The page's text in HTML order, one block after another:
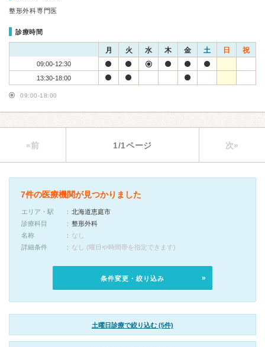
整形外科専門医
診療時間
月 火 水 木 金 土 日 祝
09:00-12:30
13:30-18:00
09:00-18:00
«前 1/1ページ 次»
7件の医療機関が見つかりました
エリア・駅
北海道恵庭市
診療科目
整形外科
名称
なし
詳細条件
なし (曜日や時間帯を指定できます)
条件変更・絞り込み
土曜日診療で絞り込む (5件)